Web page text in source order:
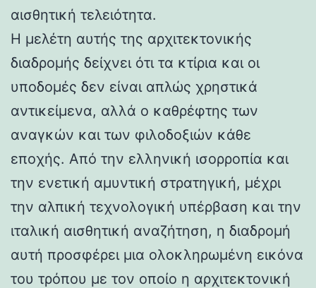
αισθητική τελειότητα.
Η μελέτη αυτής της αρχιτεκτονικής
διαδρομής δείχνει ότι τα κτίρια και οι
υποδομές δεν είναι απλώς χρηστικά
αντικείμενα, αλλά ο καθρέφτης των
αναγκών και των φιλοδοξιών κάθε
εποχής. Από την ελληνική ισορροπία και
την ενετική αμυντική στρατηγική, μέχρι
την αλπική τεχνολογική υπέρβαση και την
ιταλική αισθητική αναζήτηση, η διαδρομή
αυτή προσφέρει μια ολοκληρωμένη εικόνα
του τρόπου με τον οποίο η αρχιτεκτονική